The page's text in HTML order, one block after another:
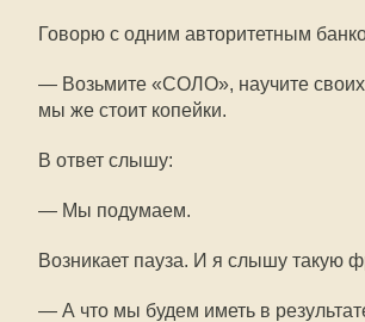
Говорю с одним авторитетным
— Возьмите «СОЛО», научите своих
мы же стоит копейки.
В ответ слышу:
— Мы подумаем.
Возникает пауза. И я слышу такую
— А что мы будем иметь в